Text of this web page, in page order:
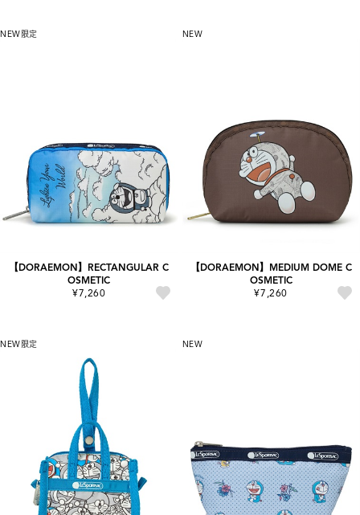
NEW 限定
【DORAEMON】RECTANGULAR C
OSMETIC
¥7,260
NEW
【DORAEMON】MEDIUM DOME C
OSMETIC
¥7,260
NEW 限定 NEW